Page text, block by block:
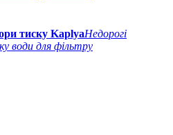
тиску KaplyaНедорогі
води для фільтру